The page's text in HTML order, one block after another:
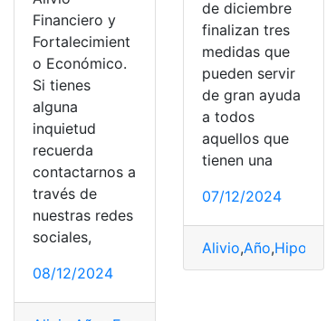
Financiero y
Fortalecimient
o Económico.
Si tienes
alguna
inquietud
recuerda
contactarnos a
través de
nuestras redes
sociales,
08/12/2024
de diciembre
finalizan tres
medidas que
pueden servir
de gran ayuda
a todos
aquellos que
tienen una
07/12/2024
Alivio,Año,Hipoteca